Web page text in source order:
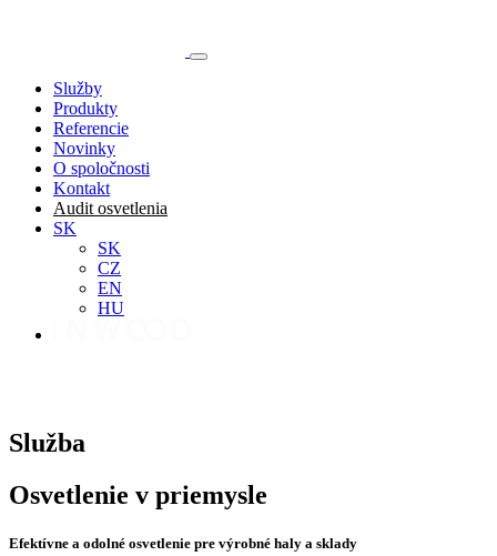
Služby
Produkty
Referencie
Novinky
O spoločnosti
Kontakt
Audit osvetlenia
SK
SK
CZ
EN
HU
Služba
Osvetlenie v priemysle
Efektívne a odolné osvetlenie pre výrobné haly a sklady